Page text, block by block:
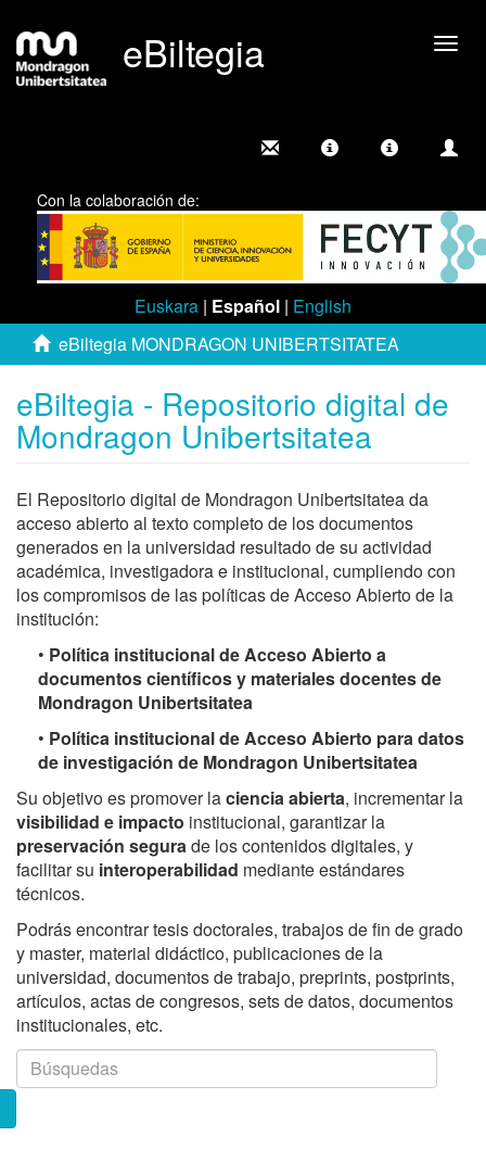
eBiltegia
Con la colaboración de:
Euskara | Español | English
eBiltegia MONDRAGON UNIBERTSITATEA
eBiltegia - Repositorio digital de
Mondragon Unibertsitatea
El Repositorio digital de Mondragon Unibertsitatea da
acceso abierto al texto completo de los documentos
generados en la universidad resultado de su actividad
académica, investigadora e institucional, cumpliendo con
los compromisos de las políticas de Acceso Abierto de la
institución:
• Política institucional de Acceso Abierto a
documentos científicos y materiales docentes de
Mondragon Unibertsitatea
• Política institucional de Acceso Abierto para datos
de investigación de Mondragon Unibertsitatea
Su objetivo es promover laciencia abierta, incrementar la
visibilidad e impacto institucional, garantizar la
preservación segurade los contenidos digitales, y
facilitar su interoperabilidad mediante estándares
técnicos.
Podrás encontrar tesis doctorales, trabajos de fin de grado
y master, material didáctico, publicaciones de la
universidad, documentos de trabajo, preprints, postprints,
artículos, actas de congresos, sets de datos, documentos
institucionales, etc.